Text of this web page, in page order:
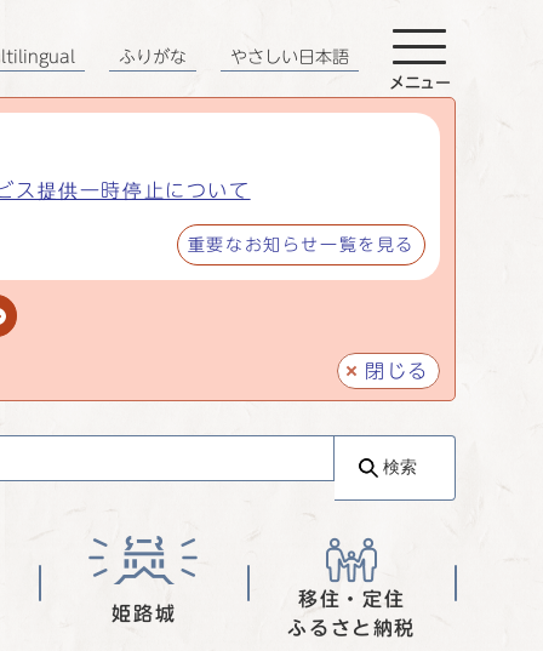
ス提供一時停止について
重要なお知らせ一覧を見る
閉じる
ふりがな やさしい日本語
メニュー
検索
姫路城
移住・定住
ふるさと納税